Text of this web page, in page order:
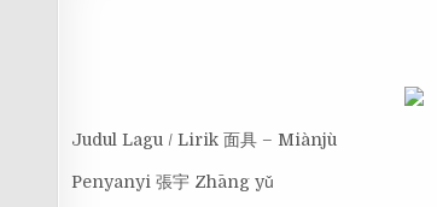
Judul Lagu / Lirik 面具 – Miànjù
Penyanyi 張宇 Zhāng yǔ